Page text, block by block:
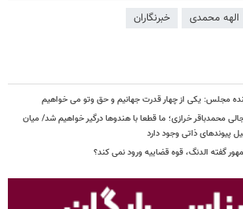
الهه محمدی خبرنگاران
مجلس: یکی از چهار قدرت جهانیم و حق وتو می خواهیم
محمدباقر خرازی؛ ما قطعا با هندوها درگیر خواهیم شد/ میان
پیوندهای ذاتی وجود دارد
گفته الدنگ، قوه قضاییه ورود نمی کند؟